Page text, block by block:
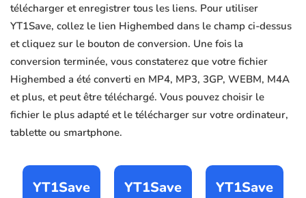
télécharger et enregistrer tous les liens. Pour utiliser
YT1Save, collez le lien Highembed dans le champ ci-dessus
et cliquez sur le bouton de conversion. Une fois la
conversion terminée, vous constaterez que votre fichier
Highembed a été converti en MP4, MP3, 3GP, WEBM, M4A
et plus, et peut être téléchargé. Vous pouvez choisir le
fichier le plus adapté et le télécharger sur votre ordinateur,
tablette ou smartphone.
YT1Save YT1Save YT1Save